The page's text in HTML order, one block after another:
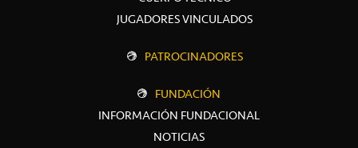
JUGADORES VINCULADOS
PATROCINADORES
FUNDACIÓN
INFORMACIÓN FUNDACIONAL
NOTICIAS